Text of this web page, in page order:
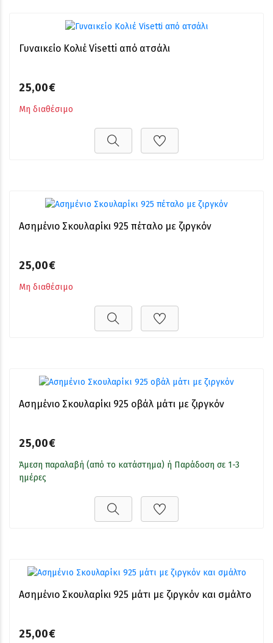
Γυναικείο Κολιέ Visetti από ατσάλι
25,00€
Μη διαθέσιμο
Ασημένιο Σκουλαρίκι 925 πέταλο με ζιργκόν
25,00€
Μη διαθέσιμο
Ασημένιο Σκουλαρίκι 925 οβάλ μάτι με ζιργκόν
25,00€
Άμεση παραλαβή (από το κατάστημα) ή Παράδοση σε 1-3
ημέρες
Ασημένιο Σκουλαρίκι 925 μάτι με ζιργκόν και σμάλτο
25,00€